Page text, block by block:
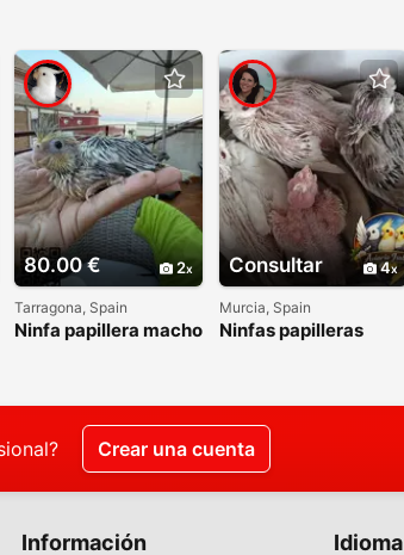
80.00 € 2
Tarragona, Spain
Ninfa papillera macho
Consultar 4
Murcia, Spain
Ninfas papilleras
Crear una cuenta
Información Idioma